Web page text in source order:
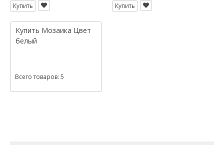
Купить Купить
Купить Мозаика Цвет
белый
Всего товаров: 5